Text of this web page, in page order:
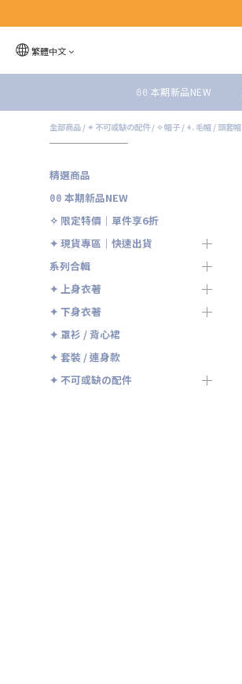
繁體中文
ꏿꏿ 本期新品NEW
全部商品 / ✦ 不可或缺の配件/ ✧ 帽子 / +. 毛帽 / 頭套帽
精選商品
ꏿꏿ 本期新品NEW
✧ 限定特價｜單件享6折
✦ 現貨專區｜快速出貨
系列合輯
✦ 上身衣著
✦ 下身衣著
✦ 罩衫 / 背心裙
✦ 套裝 / 連身款
✦ 不可或缺の配件